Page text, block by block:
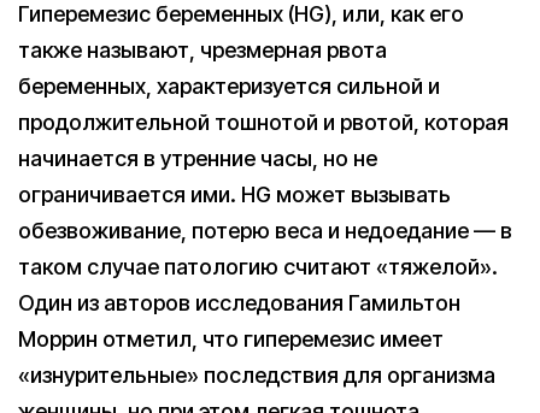
Гиперемезис беременных (HG), или, как его
также называют, чрезмерная рвота
беременных, характеризуется сильной и
продолжительной тошнотой и рвотой, которая
начинается в утренние часы, но не
ограничивается ими. HG может вызывать
обезвоживание, потерю веса и недоедание — в
таком случае патологию считают «тяжелой».
Один из авторов исследования Гамильтон
Моррин отметил, что гиперемезис имеет
«изнурительные» последствия для организма